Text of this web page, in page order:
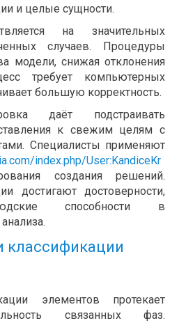
и целые сущности.
на значительных
случаев. Процедуры
модели, снижая отклонения
требует компьютерных
большую корректность.
даёт подстраивать
к свежим целям с
Специалисты применяют
index.php/User:KandiceKr
создания решений.
достигают достоверности,
способности в
классификации
элементов протекает
связанных фаз.